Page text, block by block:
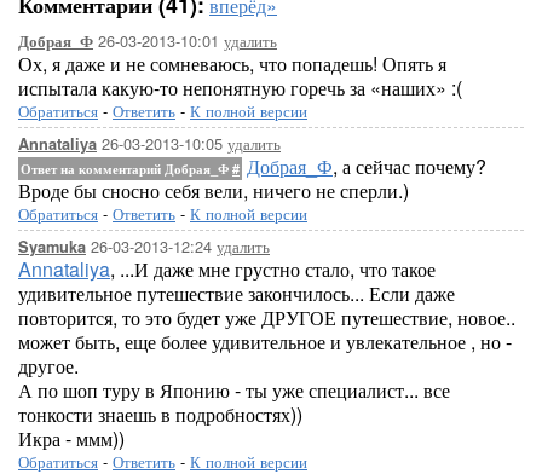
Добрая_Ф 26-03-2013-10:01 удалить
Ох, я даже и не сомневаюсь, что попадешь! Опять я
испытала какую-то непонятную горечь за «наших» :(
Обратиться - Ответить - К полной версии
Annataliya 26-03-2013-10:05 удалить
Ответ на комментарий Добрая_Ф # Добрая_Ф, а сейчас почему?
Вроде бы сносно себя вели, ничего не сперли.)
Обратиться - Ответить - К полной версии
Syamuka 26-03-2013-12:24 удалить
Annataliya, ...И даже мне грустно стало, что такое
удивительное путешествие закончилось... Если даже
повторится, то это будет уже ДРУГОЕ путешествие, новое..
может быть, еще более удивительное и увлекательное , но -
другое.
А по шоп туру в Японию - ты уже специалист... все
тонкости знаешь в подробностях))
Икра - ммм))
Обратиться - Ответить - К полной версии